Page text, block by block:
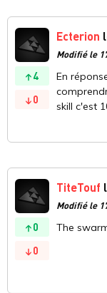
4
0
Ecterion
Modifié le
En
skill c'est
0
0
TiteTouf
Modifié le
The